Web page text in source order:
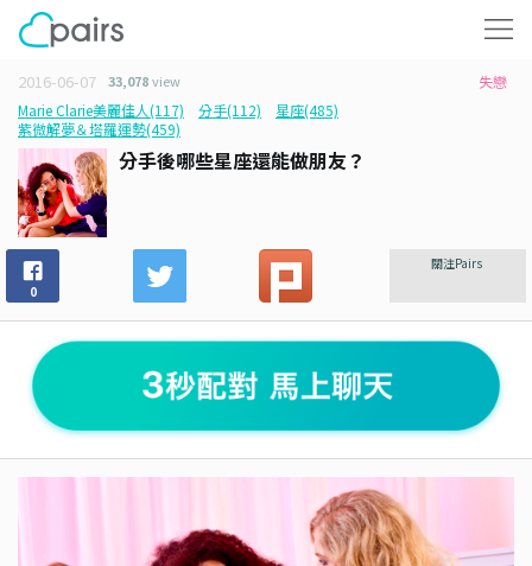
2016-06-07 33,078view
失戀
Marie Clarie美麗佳人(117)
分手(112)
星座(485)
紫微解夢＆塔羅運勢(459)
分手後哪些星座還能做朋友？
0
關注Pairs